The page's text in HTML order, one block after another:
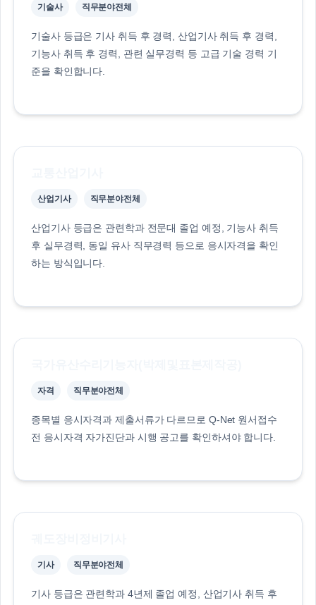
기술사 직무분야전체
기술사 등급은 기사 취득 후 경력, 산업기사 취득 후 경력,
기능사 취득 후 경력, 관련 실무경력 등 고급 기술 경력 기
준을 확인합니다.
산업기사 직무분야전체
산업기사 등급은 관련학과 전문대 졸업 예정, 기능사 취득
후 실무경력, 동일 유사 직무경력 등으로 응시자격을 확인
하는 방식입니다.
자격 직무분야전체
종목별 응시자격과 제출서류가 다르므로 Q-Net 원서접수
전 응시자격 자가진단과 시행 공고를 확인하셔야 합니다.
기사 직무분야전체
기사 등급은 관련학과 4년제 졸업 예정, 산업기사 취득 후